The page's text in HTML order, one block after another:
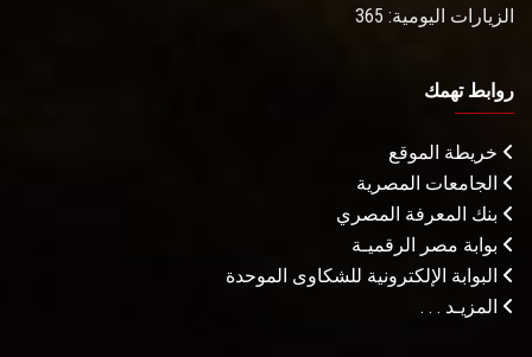
الزيارات اليومية: 365
روابط تهمك
خريطة الموقع
الجامعات المصرية
بنك المعرفة المصري
بوابة مصر الرقميـة
البوابة الإلكترونية للشكاوى الموحدة
المزيـد . . .